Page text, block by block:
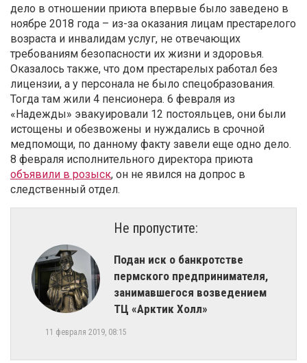
дело в отношении приюта впервые было заведено в
ноябре 2018 года – из-за оказания лицам престарелого
возраста и инвалидам услуг, не отвечающих
требованиям безопасности их жизни и здоровья.
Оказалось также, что дом престарелых работал без
лицензии, а у персонала не было спецобразования.
Тогда там жили 4 пенсионера. 6 февраля из
«Надежды» эвакуировали 12 постояльцев, они были
истощены и обезвожены и нуждались в срочной
медпомощи, по данному факту завели еще одно дело.
8 февраля исполнительного директора приюта
объявили в розыск, он не явился на допрос в
следственный отдел.
Не пропустите:
Подан иск о банкротстве
пермского предпринимателя,
занимавшегося возведением
ТЦ «Арктик Холл»
11 февраля 2019, 08:15